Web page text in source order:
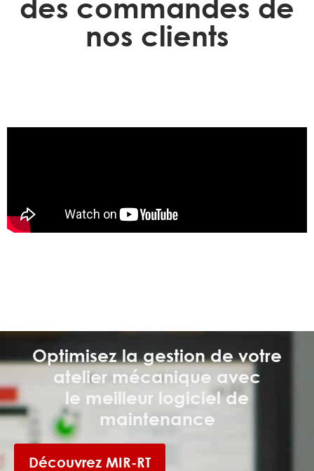
des commandes de
nos clients
Optimisez la gestion de votre
atelier mécanique avec
le meilleur logiciel de
maintenance
Découvrez MIR-RT